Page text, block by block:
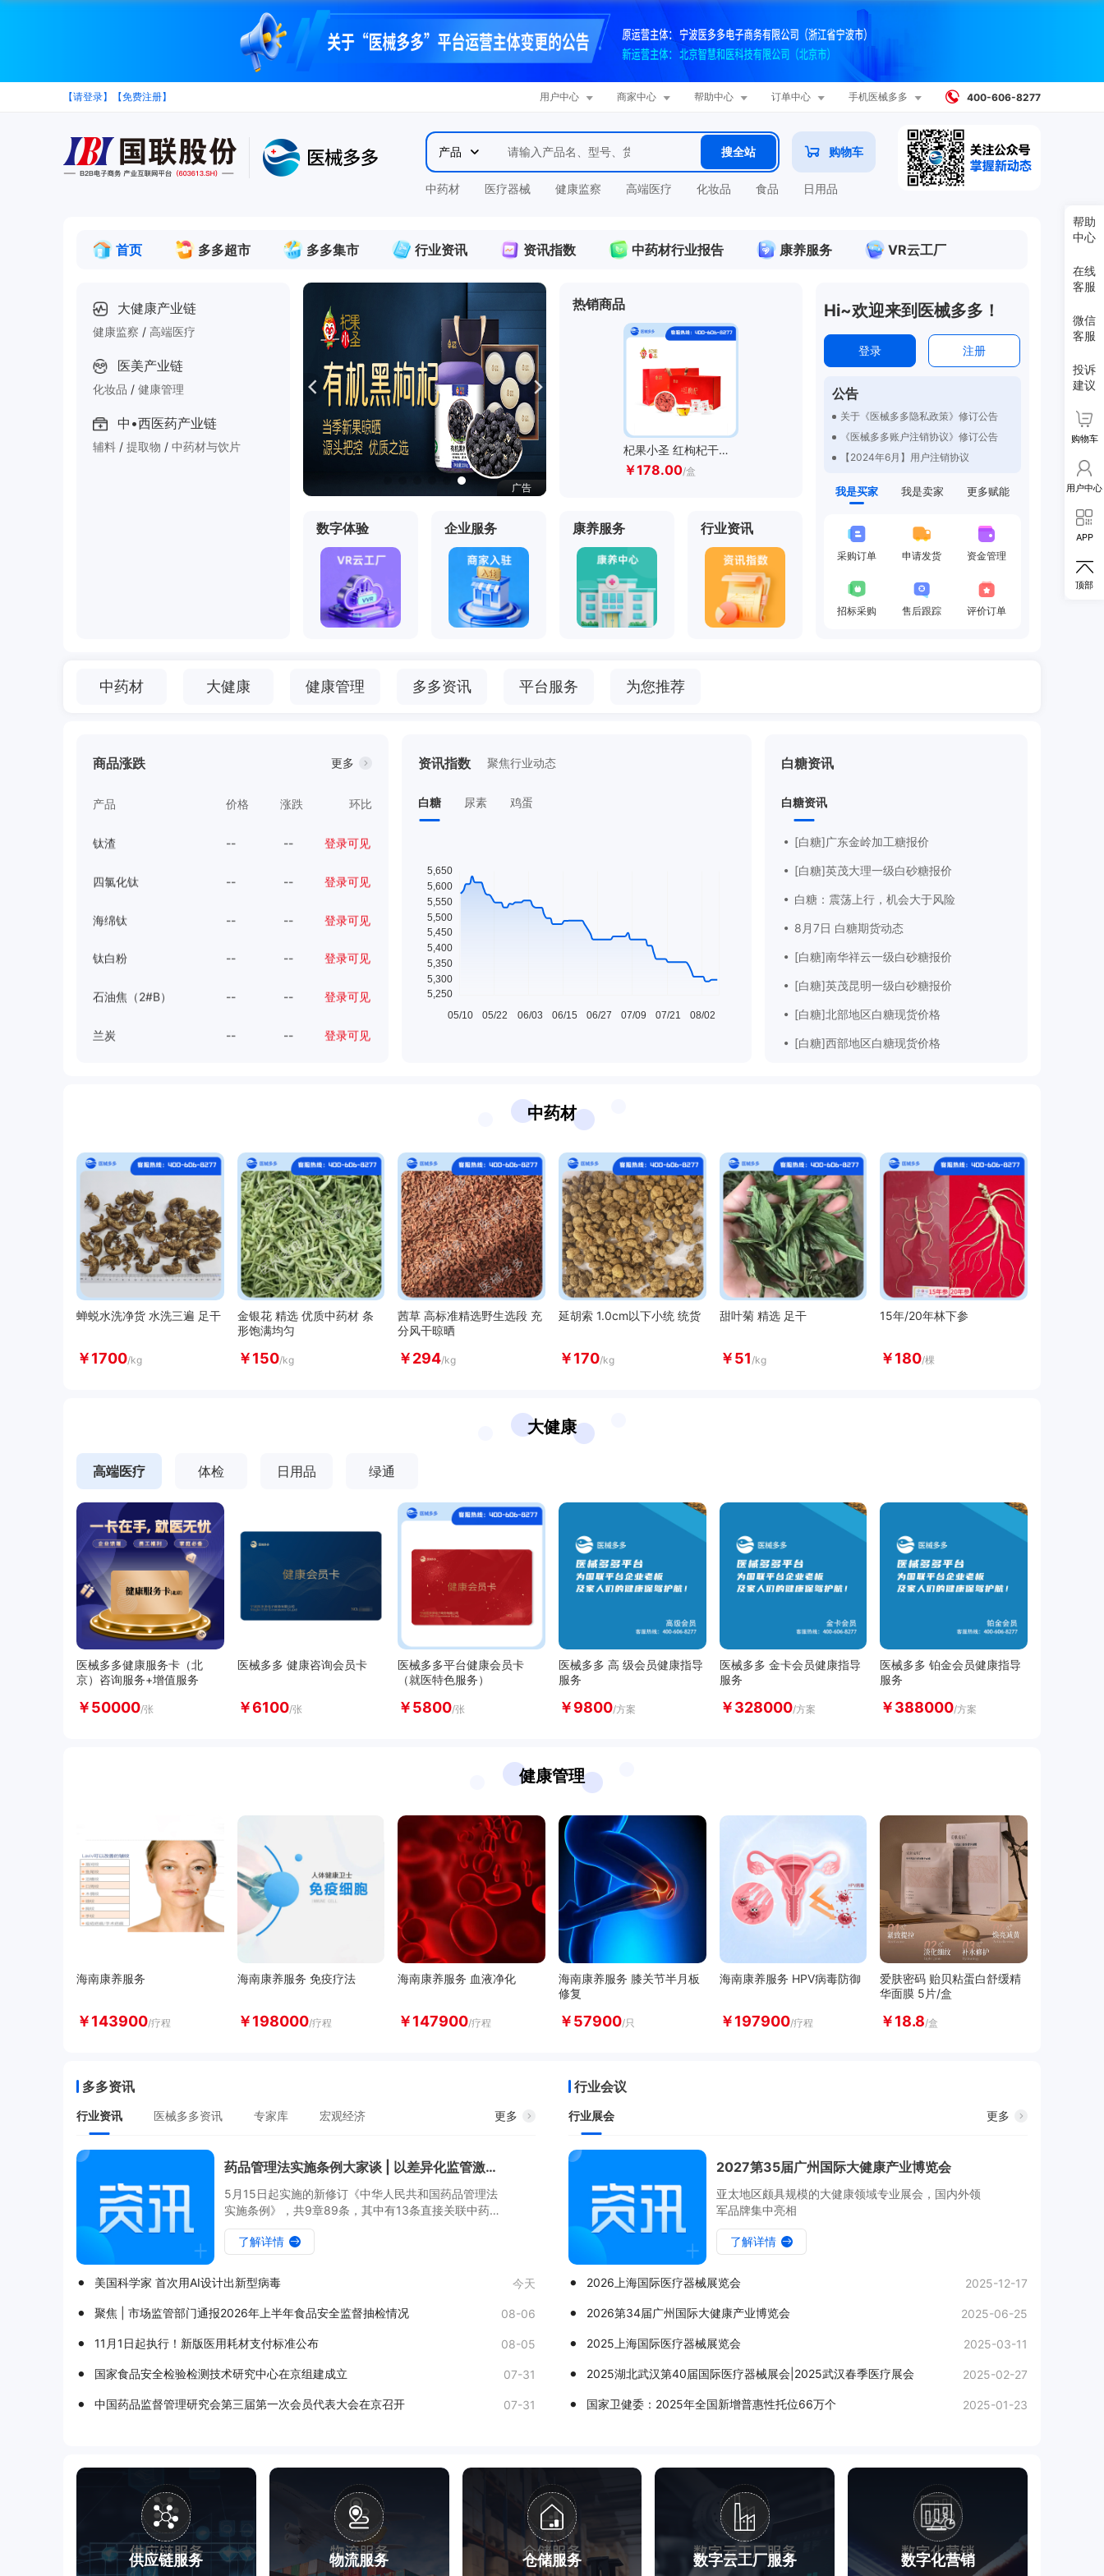
【请登录】 【免费注册】 用户中心  商家中心  帮助中心  订单中心  手机医械多多   400-606-8277
产品  搜全站 购物车
中药材 医疗器械 健康监察 高端医疗 化妆品 食品
日用品
首页 多多超市 多多集市 行业资讯 资讯指数 中药材行业报告 康养服务 VR云工厂
大健康产业链
健康监察 / 高端医疗
医美产业链
化妆品 / 健康管理
中•西医药产业链
辅料 / 提取物 / 中药材与饮片
广告
广告
广告
广告
广告


热销商品
杞果小圣 红枸杞干果 300克/580克
￥178.00/盒
海南康养服务 免疫疗法
Hi~欢迎来到医械多多！
登录 注册
公告
《医械多多隐私政策》修订公告
《用户服务协议》修订公告
《医械多多用户服务协议》修订公告
关于《医械多多账户注销协议》修订公告
关于《医械多多隐私政策》修订公告
《医械多多账户注销协议》修订公告
【2024年6月】用户注销协议
《用户服务协议》修订公告
《医械多多隐私政策》修订公告
《医械多多用户服务协议》修订公告
关于“医械多多”平台运营主体变更的公告
我是买家 我是卖家 更多赋能
采购订单 申请发货 资金管理
招标采购 售后跟踪 评价订单
数字体验 企业服务 康养服务 行业资讯
中药材 大健康 健康管理 多多资讯 平台服务 为您推荐
商品涨跌 更多
产品 价格 涨跌 环比
乙二醇 登录可见
登录可见
登录可见
登录可见
登录可见
登录可见
轻质纯碱 -- 登录可见
攀矿 登录可见
进口钛矿 -- -- 登录可见
钛渣 -- -- 登录可见
四氯化钛 -- -- 登录可见
海绵钛 -- -- 登录可见
钛白粉 -- -- 登录可见
石油焦（2#B） -- -- 登录可见
兰炭 -- -- 登录可见
乙醇 -- 登录可见
乙二醇 -- 登录可见
PTA -- 登录可见
LLDPE -- 登录可见
LDPE -- 登录可见
--
轻质纯碱
攀矿 -- 登录可见
进口钛矿 -- 登录可见
钛渣 -- 登录可见
资讯指数 聚焦行业动态
白糖 尿素 鸡蛋
白糖资讯
白糖资讯
 [白糖]广东金岭加工糖报价
 [白糖]英茂大理一级白砂糖报价
 白糖：震荡上行，机会大于风险
 8月7日 白糖期货动态
 [白糖]南华祥云一级白砂糖报价
 [白糖]英茂昆明一级白砂糖报价
 [白糖]北部地区白糖现货价格
 [白糖]西部地区白糖现货价格
中药材
蝉蜕水洗净货 水洗三遍 足干
￥1700/kg
金银花 精选 优质中药材 条
形饱满均匀
￥150/kg
茜草 高标准精选野生选段 充
分风干晾晒
￥294/kg
延胡索 1.0cm以下小统 统货
￥170/kg
甜叶菊 精选 足干
￥51 /kg
15年/20年林下参
￥180/棵
大健康
高端医疗 体检 日用品 绿通
医械多多健康服务卡（北
京）咨询服务+增值服务
￥50000/张
医械多多 健康咨询会员卡
￥6100/张
医械多多平台健康会员卡
（就医特色服务）
￥5800/张
医械多多 高 级会员健康指导
服务
￥9800/方案
医械多多 金卡会员健康指导
服务
￥328000/方案
医械多多 铂金会员健康指导
服务
￥388000/方案
健康管理
海南康养服务
￥143900/疗程
海南康养服务 免疫疗法
￥198000/疗程
海南康养服务 血液净化
￥147900/疗程
海南康养服务 膝关节半月板
修复
￥57900/只
海南康养服务 HPV病毒防御
￥197900/疗程
爱肤密码 贻贝粘蛋白舒缓精
华面膜 5片/盒
￥18.8/盒
多多资讯
行业资讯 医械多多资讯 专家库 宏观经济
多多健康
更多
药品管理法实施条例大家谈 | 以差异化监管激发产业创新活力
5月15日起实施的新修订《中华人民共和国药品管理法
实施条例》，共9章89条，其中有13条直接关联中药
科学监管要求，从源头管理到上市后监管，构建起更
系统的中药监管框架。
了解详情 
 美国科学家 首次用AI设计出新型病毒 今天
 聚焦 | 市场监管部门通报2026年上半年食品安全监督抽检情况 08-06
 11月1日起执行！新版医用耗材支付标准公布 08-05
 国家食品安全检验检测技术研究中心在京组建成立 07-31
 中国药品监督管理研究会第三届第一次会员代表大会在京召开 07-31
行业会议
行业展会 更多
2027第35届广州国际大健康产业博览会
亚太地区颇具规模的大健康领域专业展会，国内外领
军品牌集中亮相
了解详情 
 2026上海国际医疗器械展览会 2025-12-17
 2026第34届广州国际大健康产业博览会 2025-06-25
 2025上海国际医疗器械展览会 2025-03-11
 2025湖北武汉第40届国际医疗器械展会|2025武汉春季医疗展会 2025-02-27
 国家卫健委：2025年全国新增普惠性托位66万个 2025-01-23
供应链服务 物流服务 仓储服务 数字云工厂服务 数字化营销
帮助
中心
在线
客服
微信
客服
投诉
建议
购物车
用户中心
APP

顶部